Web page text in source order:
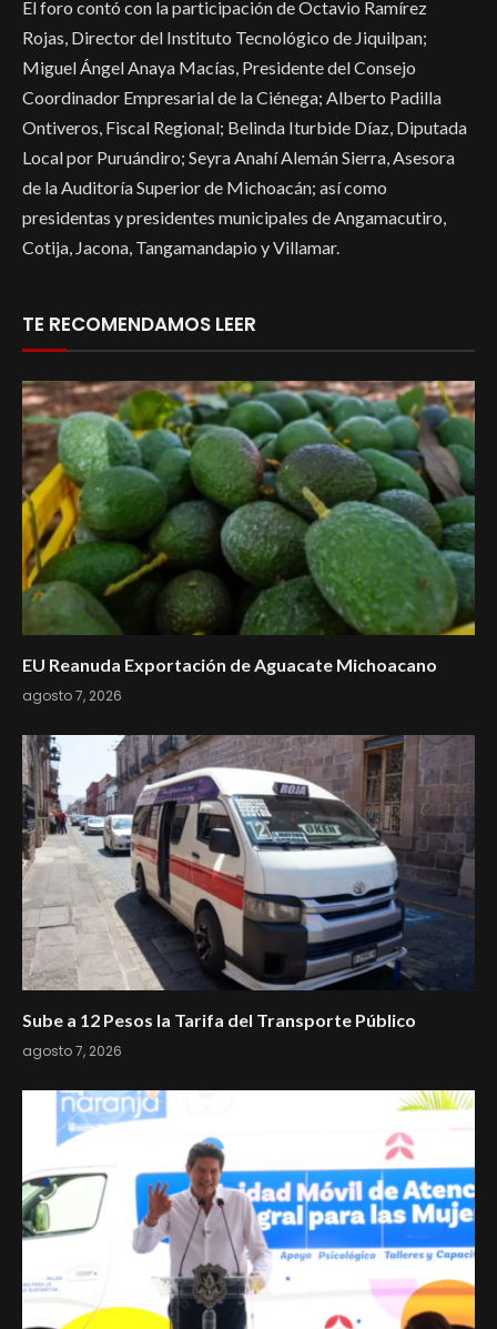
El foro contó con la participación de Octavio Ramírez
Rojas, Director del Instituto Tecnológico de Jiquilpan;
Miguel Ángel Anaya Macías, Presidente del Consejo
Coordinador Empresarial de la Ciénega; Alberto Padilla
Ontiveros, Fiscal Regional; Belinda Iturbide Díaz, Diputada
Local por Puruándiro; Seyra Anahí Alemán Sierra, Asesora
de la Auditoría Superior de Michoacán; así como
presidentas y presidentes municipales de Angamacutiro,
Cotija, Jacona, Tangamandapio y Villamar.
TE RECOMENDAMOS LEER
EU Reanuda Exportación de Aguacate Michoacano
agosto 7, 2026
Sube a 12 Pesos la Tarifa del Transporte Público
agosto 7, 2026